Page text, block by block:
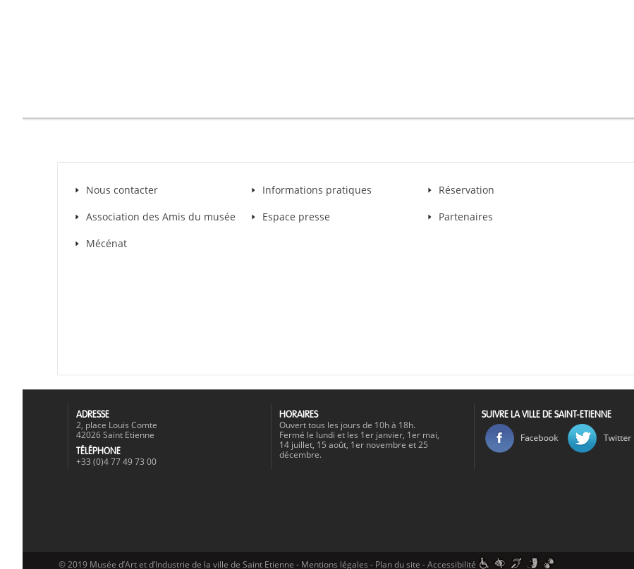
Nous contacter Informations pratiques
Réservation
Association des Amis du musée
Espace presse
Partenaires
Mécénat
ADRESSE
2, place Louis Comte
42026 Saint Etienne
TÉLÉPHONE
+33 (0)4 77 49 73 00
HORAIRES
Ouvert tous les jours de 10h à 18h.
Fermé le lundi et les 1er janvier, 1er mai,
14 juillet, 15 août, 1er novembre et 25
décembre.
SUIVRE LA VILLE DE SAINT-ETIENNE
© 2019 Musée d’Art et d’Industrie de la ville de Saint Etienne - Mentions légales - Plan du site -Accessibilité